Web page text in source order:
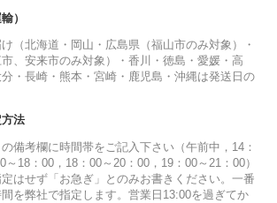
）
（北海道・岡山・広島県（福山市のみ対象）・
、安来市のみ対象）・香川・徳島・愛媛・高
・長崎・熊本・宮崎・鹿児島・沖縄は発送日の
法
備考欄に時間帯をご記入下さい（午前中，14：
～18：00，18：00～20：00，19：00～21：00）
はせず「お急ぎ」とのみお書きください。一番
を弊社で指定します。営業日13:00を過ぎてか